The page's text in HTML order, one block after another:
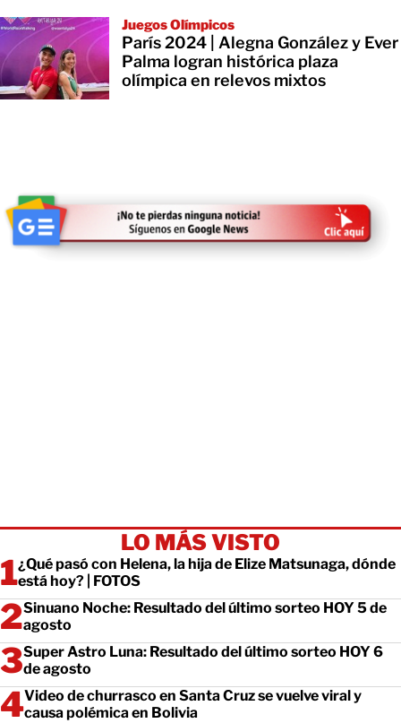
Juegos Olímpicos
París 2024 | Alegna González y Ever
Palma logran histórica plaza
olímpica en relevos mixtos
LO MÁS VISTO
¿Qué pasó con Helena, la hija de Elize Matsunaga, dónde
está hoy? | FOTOS
Sinuano Noche: Resultado del último sorteo HOY 5 de
agosto
Super Astro Luna: Resultado del último sorteo HOY 6
de agosto
Video de churrasco en Santa Cruz se vuelve viral y
causa polémica en Bolivia